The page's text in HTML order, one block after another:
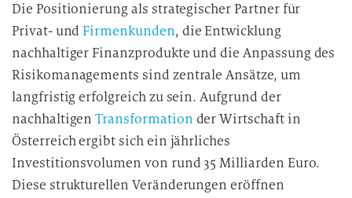
Die Positionierung als strategischer Partner für
Privat- undFirmenkunden, die Entwicklung
nachhaltiger Finanzprodukte und die Anpassung des
Risikomanagements sind zentrale Ansätze, um
langfristig erfolgreich zu sein. Aufgrund der
nachhaltigenTransformation der Wirtschaft in
Österreich ergibt sich ein jährliches
Investitionsvolumen von rund 35 Milliarden Euro.
Diese strukturellen Veränderungen eröffnen